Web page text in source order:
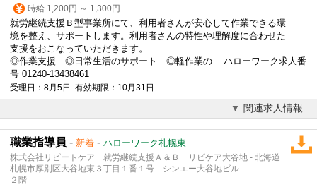
時給 1,200円 ～ 1,300円
就労継続支援Ｂ型事業所にて、利用者さんが安心して作業できる環
境を整え、サポートします。利用者さんの特性や理解度に合わせた
支援をおこなっていただきます。
◎作業支援 ◎日常生活のサポート ◎軽作業の... ハローワーク求人番
号 01240-13438461
受理日：8月5日 有効期限：10月31日
関連求人情報
職業指導員 - 新着 - ハローワーク札幌東
株式会社リピートケア 就労継続支援Ａ＆Ｂ リピケア大谷地 - 北海道
札幌市厚別区大谷地東３丁目１番１号 シンエー大谷地ビル
２階